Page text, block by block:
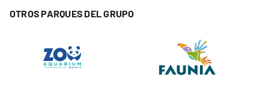
OTROS PARQUES DEL GRUPO